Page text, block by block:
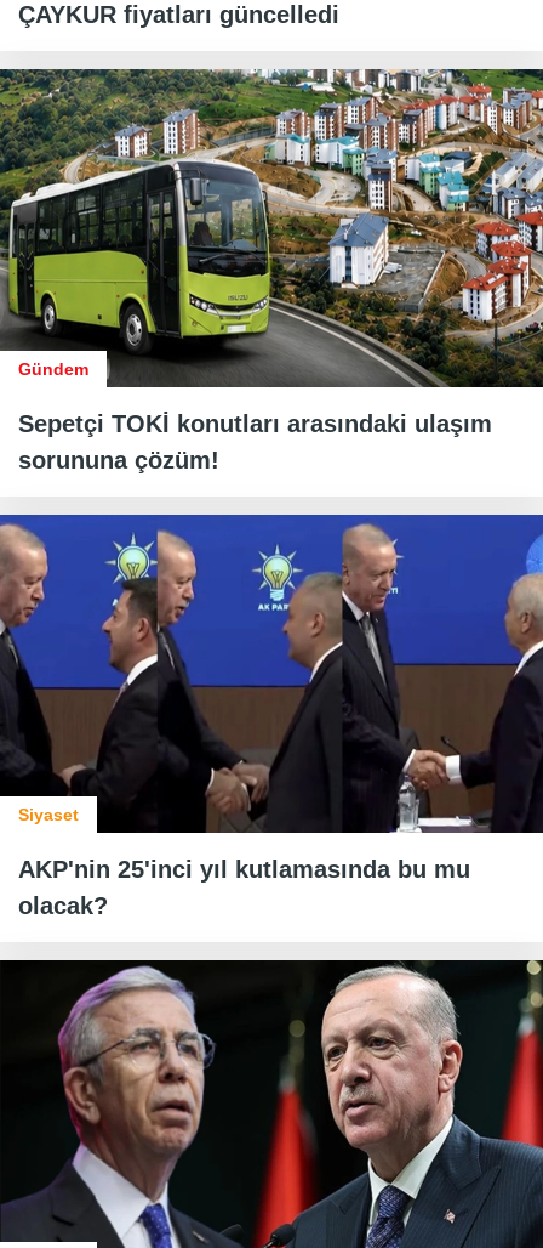
ÇAYKUR fiyatları güncelledi
Gündem
Sepetçi TOKİ konutları arasındaki ulaşım
sorununa çözüm!
Siyaset
AKP'nin 25'inci yıl kutlamasında bu mu
olacak?